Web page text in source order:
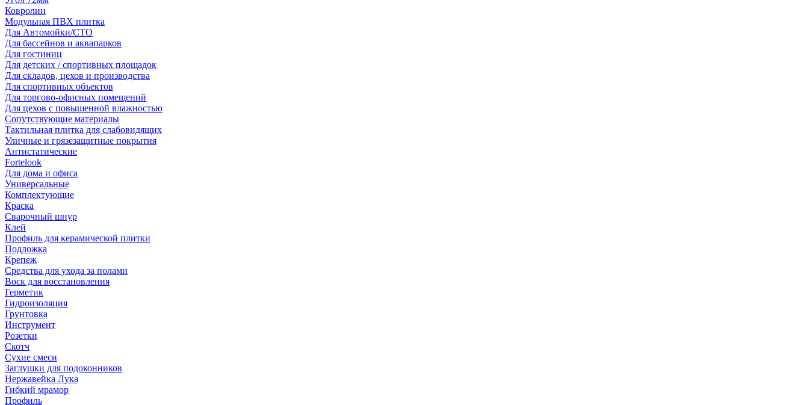
Ковролин
Модульная ПВХ плитка
Для Автомойки/СТО
Для бассейнов и аквапарков
Для гостиниц
Для детских / спортивных площадок
Для складов, цехов и производства
Для спортивных объектов
Для торгово-офисных помещений
Для цехов с повышенной влажностью
Сопутствующие материалы
Тактильная плитка для слабовидящих
Уличные и грязезащитные покрытия
Антистатические
Fortelook
Для дома и офиса
Универсальные
Комплектующие
Краска
Сварочный шнур
Клей
Профиль для керамической плитки
Подложка
Крепеж
Средства для ухода за полами
Воск для восстановления
Герметик
Гидроизоляция
Грунтовка
Инструмент
Розетки
Скотч
Сухие смеси
Заглушки для подоконников
Нержавейка Лука
Гибкий мрамор
Профиль